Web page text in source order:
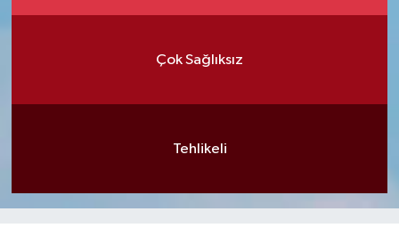
Çok Sağlıksız
Tehlikeli